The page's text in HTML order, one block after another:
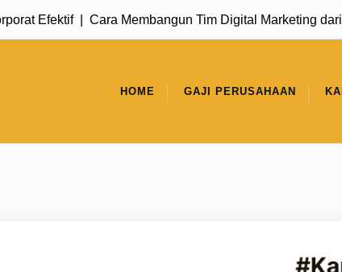
Efektif |Cara Membangun Tim Digital Marketing dari Nol
HOME GAJI PERUSAHAAN